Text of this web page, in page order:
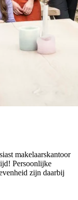
makelaarskantoor
Persoonlijke
zijn daarbij